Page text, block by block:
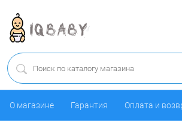
О магазине Гарантия Оплата и